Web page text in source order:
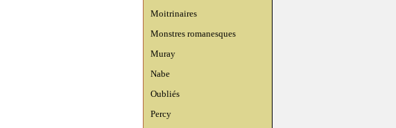
Moitrinaires
Monstres romanesques
Muray
Nabe
Oubliés
Percy